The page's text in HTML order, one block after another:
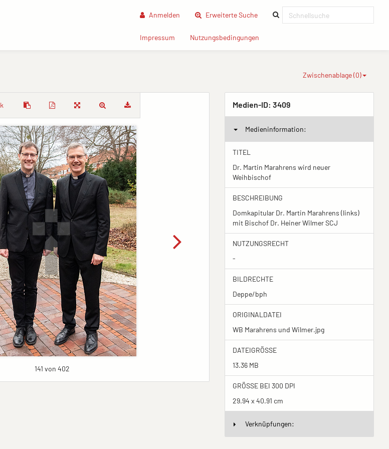
Anmelden Erweiterte Suche(current)
Impressum (current)Nutzungsbedingungen
Zwischenablage (0)
141 von 402
Medien-ID: 3409
Medieninformation:
TITEL
Dr. Martin Marahrens wird neuer
Weihbischof
BESCHREIBUNG
Domkapitular Dr. Martin Marahrens (links)
mit Bischof Dr. Heiner Wilmer SCJ
NUTZUNGSRECHT
-
BILDRECHTE
Deppe/bph
ORIGINALDATEI
WB Marahrens und Wilmer.jpg
DATEIGRÖSSE
13.36 MB
GRÖSSE BEI 300 DPI
29.94 x 40.91 cm
Verknüpfungen: